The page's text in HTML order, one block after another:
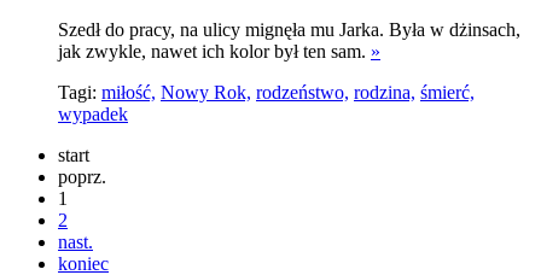
Szedł do pracy, na ulicy mignęła mu Jarka. Była w dżinsach,
jak zwykle, nawet ich kolor był ten sam. »
Tagi: miłość, Nowy Rok, rodzeństwo, rodzina, śmierć,
wypadek
start
poprz.
1
2
nast.
koniec